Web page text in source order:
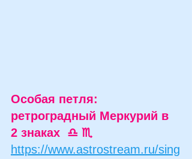
Особая петля:
ретроградный Меркурий в
2 знаках  ♎ ♏
https://www.astrostream.ru/sing